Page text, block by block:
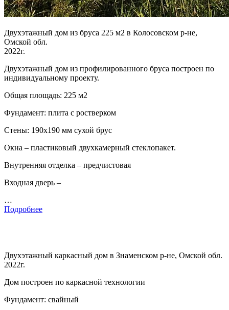
Двухэтажный дом из бруса 225 м2 в Колосовском р-не,
Омской обл.
2022г.
Двухэтажный дом из профилированного бруса построен по
индивидуальному проекту.
Общая площадь: 225 м2
Фундамент: плита с ростверком
Стены: 190х190 мм сухой брус
Окна – пластиковый двухкамерный стеклопакет.
Внутренняя отделка – предчистовая
Входная дверь –
…
Подробнее
Двухэтажный каркасный дом в Знаменском р-не, Омской обл.
2022г.
Дом построен по каркасной технологии
Фундамент: свайный